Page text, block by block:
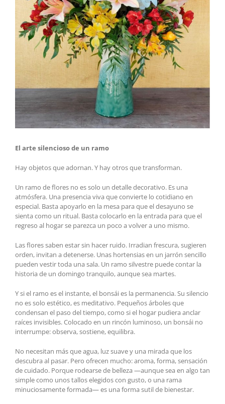
El arte silencioso de un ramo
Hay objetos que adornan. Y hay otros que transforman.
Un ramo de flores no es solo un detalle decorativo. Es una
atmósfera. Una presencia viva que convierte lo cotidiano en
especial. Basta apoyarlo en la mesa para que el desayuno se
sienta como un ritual. Basta colocarlo en la entrada para que el
regreso al hogar se parezca un poco a volver a uno mismo.
Las flores saben estar sin hacer ruido. Irradian frescura, sugieren
orden, invitan a detenerse. Unas hortensias en un jarrón sencillo
pueden vestir toda una sala. Un ramo silvestre puede contar la
historia de un domingo tranquilo, aunque sea martes.
Y si el ramo es el instante, el bonsái es la permanencia. Su silencio
no es solo estético, es meditativo. Pequeños árboles que
condensan el paso del tiempo, como si el hogar pudiera anclar
raíces invisibles. Colocado en un rincón luminoso, un bonsái no
interrumpe: observa, sostiene, equilibra.
No necesitan más que agua, luz suave y una mirada que los
descubra al pasar. Pero ofrecen mucho: aroma, forma, sensación
de cuidado. Porque rodearse de belleza —aunque sea en algo tan
simple como unos tallos elegidos con gusto, o una rama
minuciosamente formada— es una forma sutil de bienestar.